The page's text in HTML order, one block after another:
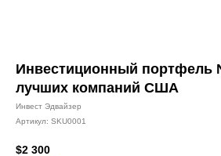
Инвестиционный портфель
лучших компаний США
Инвест Эдвайзер
Артикул: SKU0001
$2 300